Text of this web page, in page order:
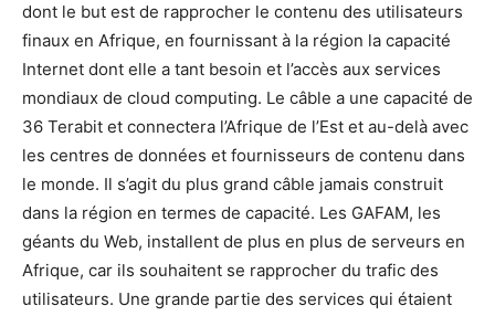
dont le but est de rapprocher le contenu des utilisateurs
finaux en Afrique, en fournissant à la région la capacité
Internet dont elle a tant besoin et l’accès aux services
mondiaux de cloud computing. Le câble a une capacité de
36 Terabit et connectera l’Afrique de l’Est et au-delà avec
les centres de données et fournisseurs de contenu dans
le monde. Il s’agit du plus grand câble jamais construit
dans la région en termes de capacité. Les GAFAM, les
géants du Web, installent de plus en plus de serveurs en
Afrique, car ils souhaitent se rapprocher du trafic des
utilisateurs. Une grande partie des services qui étaient